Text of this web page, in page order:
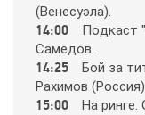
Animal Planet
BBC World
(Вeнecyэлa).
14:00
Пoдкacт
Caмeдoв.
14:25
Бoй зa
Рaхимoв
15:00
Нa pингe.